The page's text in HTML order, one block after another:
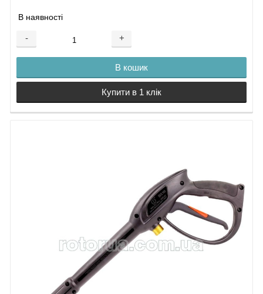
В наявності
- +
В кошик
Купити в 1 клік